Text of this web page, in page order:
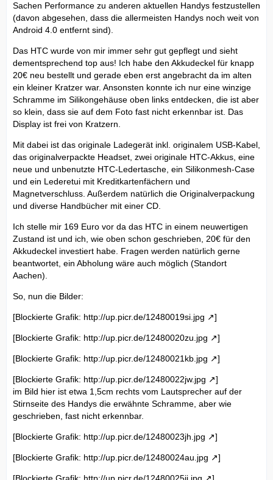
Sachen Performance zu anderen aktuellen Handys festzustellen
(davon abgesehen, dass die allermeisten Handys noch weit von
Android 4.0 entfernt sind).
Das HTC wurde von mir immer sehr gut gepflegt und sieht
dementsprechend top aus! Ich habe den Akkudeckel für knapp
20€ neu bestellt und gerade eben erst angebracht da im alten
ein kleiner Kratzer war. Ansonsten konnte ich nur eine winzige
Schramme im Silikongehäuse oben links entdecken, die ist aber
so klein, dass sie auf dem Foto fast nicht erkennbar ist. Das
Display ist frei von Kratzern.
Mit dabei ist das originale Ladegerät inkl. originalem USB-Kabel,
das originalverpackte Headset, zwei originale HTC-Akkus, eine
neue und unbenutzte HTC-Ledertasche, ein Silikonmesh-Case
und ein Lederetui mit Kreditkartenfächern und
Magnetverschluss. Außerdem natürlich die Originalverpackung
und diverse Handbücher mit einer CD.
Ich stelle mir 169 Euro vor da das HTC in einem neuwertigen
Zustand ist und ich, wie oben schon geschrieben, 20€ für den
Akkudeckel investiert habe. Fragen werden natürlich gerne
beantwortet, ein Abholung wäre auch möglich (Standort
Aachen).
So, nun die Bilder:
[Blockierte Grafik: http://up.picr.de/12480019si.jpg ]
[Blockierte Grafik: http://up.picr.de/12480020zu.jpg ]
[Blockierte Grafik: http://up.picr.de/12480021kb.jpg ]
[Blockierte Grafik: http://up.picr.de/12480022jw.jpg
]
im Bild hier ist etwa 1,5cm rechts vom Lautsprecher auf der
Stirnseite des Handys die erwähnte Schramme, aber wie
geschrieben, fast nicht erkennbar.
[Blockierte Grafik: http://up.picr.de/12480023jh.jpg ]
[Blockierte Grafik: http://up.picr.de/12480024au.jpg ]